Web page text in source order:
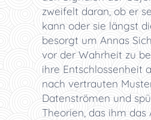
zweifelt daran, ob er
kann oder sie längst
besorgt um Annas
vor der Wahrheit zu
ihre Entschlossenheit
nach vertrauten
Datenströmen und
Theorien, das ihm